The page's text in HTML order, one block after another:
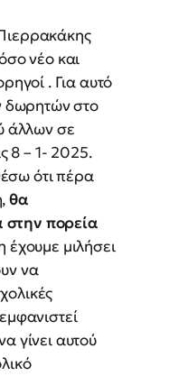
νέο και
. Για αυτό
δωρητών στο
άλλων σε
8 – 1- 2025.
ότι πέρα
θα
πορεία
έχουμε μιλήσει
να
γίνει αυτού